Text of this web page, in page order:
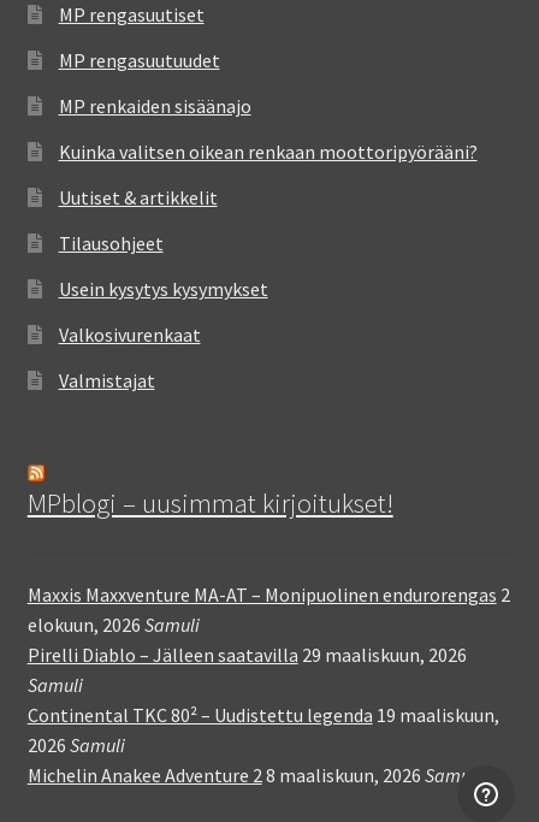
MP rengasuutiset
MP rengasuutuudet
MP renkaiden sisäänajo
Kuinka valitsen oikean renkaan moottoripyörääni?
Uutiset & artikkelit
Tilausohjeet
Usein kysytys kysymykset
Valkosivurenkaat
Valmistajat
MPblogi – uusimmat kirjoitukset!
Maxxis Maxxventure MA-AT – Monipuolinen endurorengas 2
elokuun, 2026 Samuli
Pirelli Diablo – Jälleen saatavilla 29 maaliskuun, 2026
Samuli
Continental TKC 80² – Uudistettu legenda 19 maaliskuun,
2026 Samuli
Michelin Anakee Adventure 28 maaliskuun, 2026 Samuli